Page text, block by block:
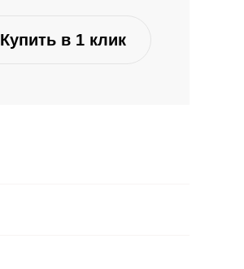
Купить в 1 клик